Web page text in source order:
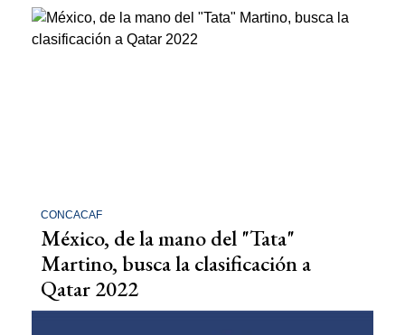
CONCACAF
México, de la mano del "Tata"
Martino, busca la clasificación a
Qatar 2022